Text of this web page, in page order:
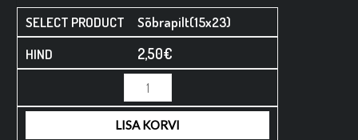
Sõbrapilt(15x23)
2,50€
LISA KORVI